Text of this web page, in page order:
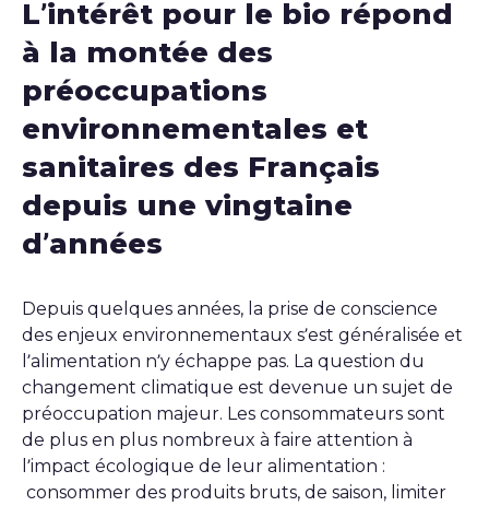
L’intérêt pour le bio répond
à la montée des
préoccupations
environnementales et
sanitaires des Français
depuis une vingtaine
d’années
Depuis quelques années, la prise de conscience
des enjeux environnementaux s’est généralisée et
l’alimentation n’y échappe pas. La question du
changement climatique est devenue un sujet de
préoccupation majeur. Les consommateurs sont
de plus en plus nombreux à faire attention à
l’impact écologique de leur alimentation :
consommer des produits bruts, de saison, limiter